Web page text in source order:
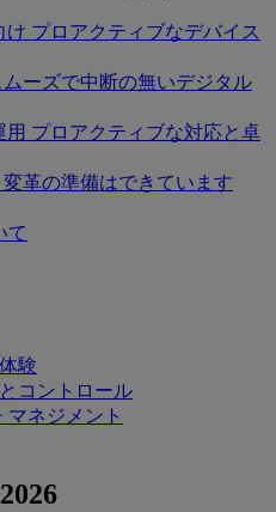
け プロアクティブなデバイス
ムーズで中断の無いデジタル
用 プロアクティブな対応と卓
変革の準備はできています
て
験
コントロール
マネジメント